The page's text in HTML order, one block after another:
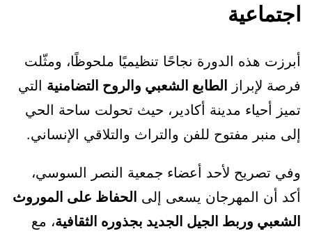
اجتماعية
أبرزت هذه الدورة نجاحًا تنظيميًا ملحوظًا، ومثّلت
فرصة لإبراز
الطابع الشعبي والروح التضامنية التي
تميز أحياء مدينة أكادير، حيث تحولت ساحة الحي
إلى منبر مفتوح للفن والتراث والتلاقي الإنساني.
وفي تصريح لأحد أعضاء جمعية النصر السوسي،
أكد أن المهرجان يسعى إلى الحفاظ على الموروث
الشعبي وربط الجيل الجديد بجذوره الثقافية، مع